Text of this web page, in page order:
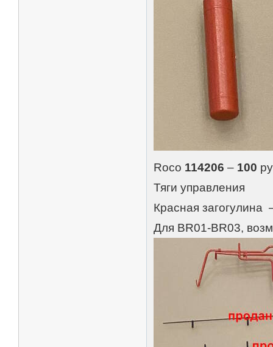
Roco 114206 – 100
Тяги управления
Красная загогулина
Для BR01-BR03,